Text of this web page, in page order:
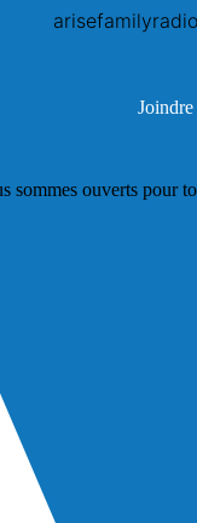
sommes ouverts pour